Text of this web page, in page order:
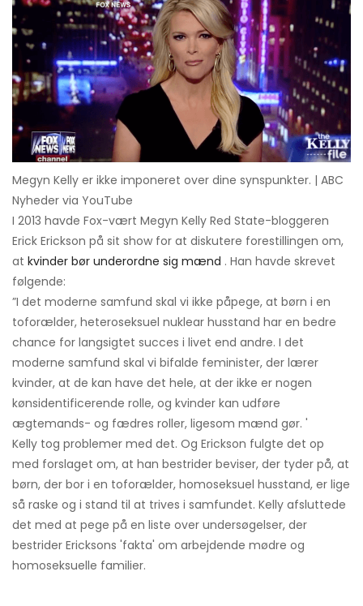
Megyn Kelly er ikke imponeret over dine synspunkter. | ABC
Nyheder via YouTube
I 2013 havde Fox-vært Megyn Kelly Red State-bloggeren
Erick Erickson på sit show for at diskutere forestillingen om,
at kvinder bør underordne sig mænd . Han havde skrevet
følgende:
”I det moderne samfund skal vi ikke påpege, at børn i en
toforælder, heteroseksuel nuklear husstand har en bedre
chance for langsigtet succes i livet end andre. I det
moderne samfund skal vi bifalde feminister, der lærer
kvinder, at de kan have det hele, at der ikke er nogen
kønsidentificerende rolle, og kvinder kan udføre
ægtemands- og fædres roller, ligesom mænd gør. '
Kelly tog problemer med det. Og Erickson fulgte det op
med forslaget om, at han bestrider beviser, der tyder på, at
børn, der bor i en toforælder, homoseksuel husstand, er lige
så raske og i stand til at trives i samfundet. Kelly afsluttede
det med at pege på en liste over undersøgelser, der
bestrider Ericksons 'fakta' om arbejdende mødre og
homoseksuelle familier.